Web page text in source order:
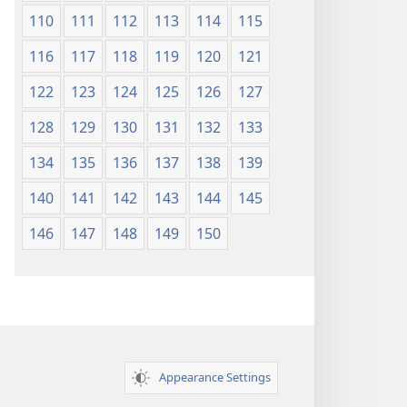
110
111 112 113 114
115
116
117 118 119 120
121
122
123 124 125 126
127
128
129 130 131 132
133
134
135 136 137 138
139
140
141 142 143 144
145
146
147 148 149 150
Appearance Settings